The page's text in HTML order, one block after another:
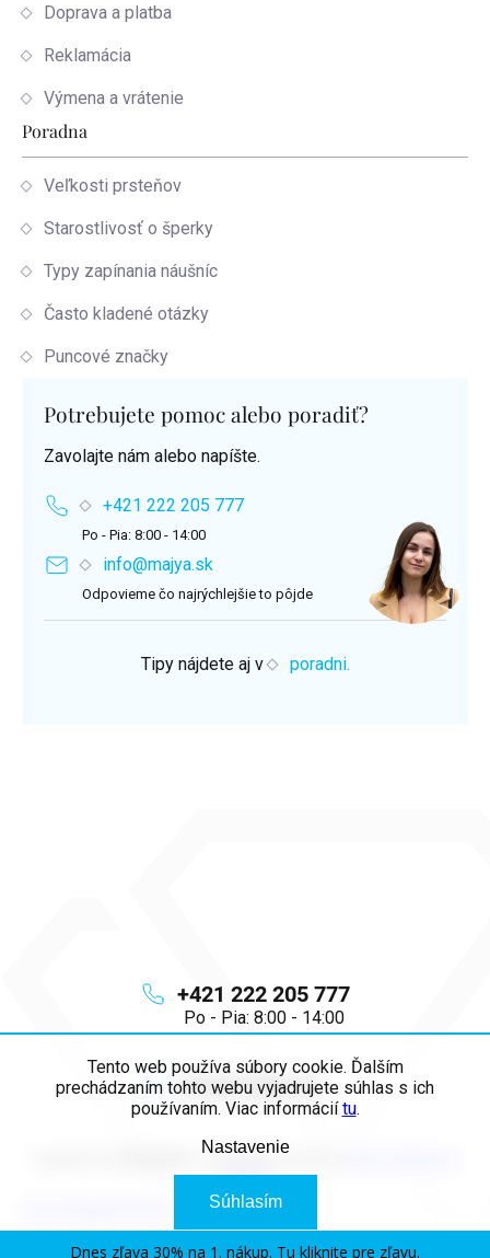
Tento web používa súbory cookie. Ďalším
prechádzaním tohto webu vyjadrujete súhlas s ich
používaním. Viac informáciítu.
Nastavenie
Súhlasím
info@majya.sk
+421 222 205 777
Po - Pia: 8:00 - 14:00
Doprava a platba
Reklamácia
Výmena a vrátenie
Poradna
Veľkosti prsteňov
Starostlivosť o šperky
Typy zapínania náušníc
Často kladené otázky
Puncové značky
Potrebujete pomoc alebo poradiť?
Zavolajte nám alebo napíšte.
+421 222 205 777
Po - Pia: 8:00 - 14:00
info@majya.sk
Odpovieme čo najrýchlejšie to pôjde
Tipy nájdete aj v poradni.
cookies
Dnes zľava 30% na 1. nákup. Tu kliknite pre zľavu.